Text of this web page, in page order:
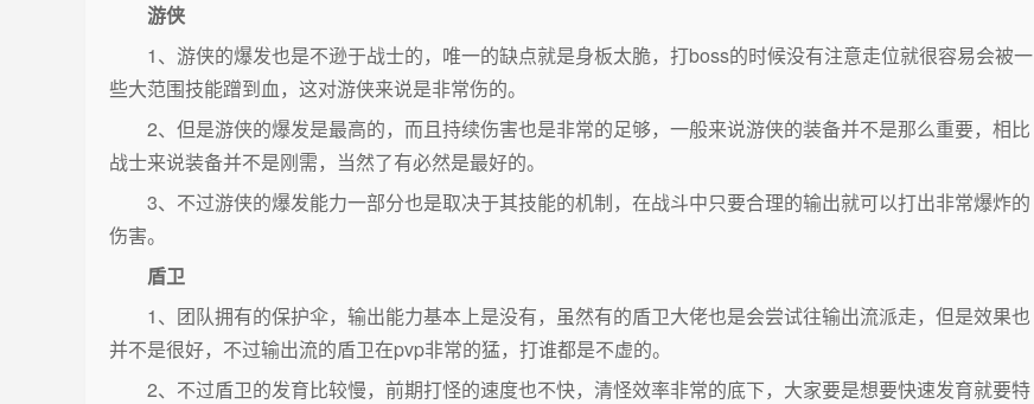
游侠
1、游侠的爆发也是不逊于战士的，唯一的缺点就是身板太脆，打boss的时候没有注意走位就很容易会被一
些大范围技能蹭到血，这对游侠来说是非常伤的。
2、但是游侠的爆发是最高的，而且持续伤害也是非常的足够，一般来说游侠的装备并不是那么重要，相比
战士来说装备并不是刚需，当然了有必然是最好的。
3、不过游侠的爆发能力一部分也是取决于其技能的机制，在战斗中只要合理的输出就可以打出非常爆炸的
伤害。
盾卫
1、团队拥有的保护伞，输出能力基本上是没有，虽然有的盾卫大佬也是会尝试往输出流派走，但是效果也
并不是很好，不过输出流的盾卫在pvp非常的猛，打谁都是不虚的。
2、不过盾卫的发育比较慢，前期打怪的速度也不快，清怪效率非常的底下，大家要是想要快速发育就要特